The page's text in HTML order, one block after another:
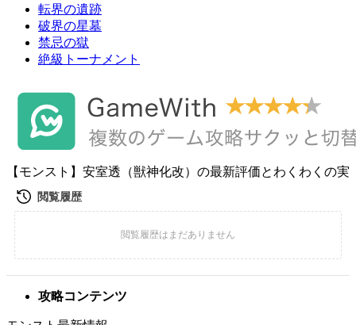
転界の遺跡
破界の星墓
禁忌の獄
絶級トーナメント
【モンスト】安室透（獣神化改）の最新評価とわくわくの実
攻略コンテンツ